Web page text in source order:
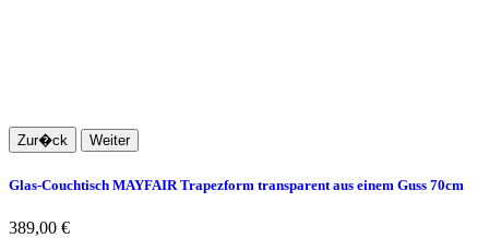
Zur�ck Weiter
Glas-Couchtisch MAYFAIR Trapezform transparent aus einem Guss 70cm
389,00 €